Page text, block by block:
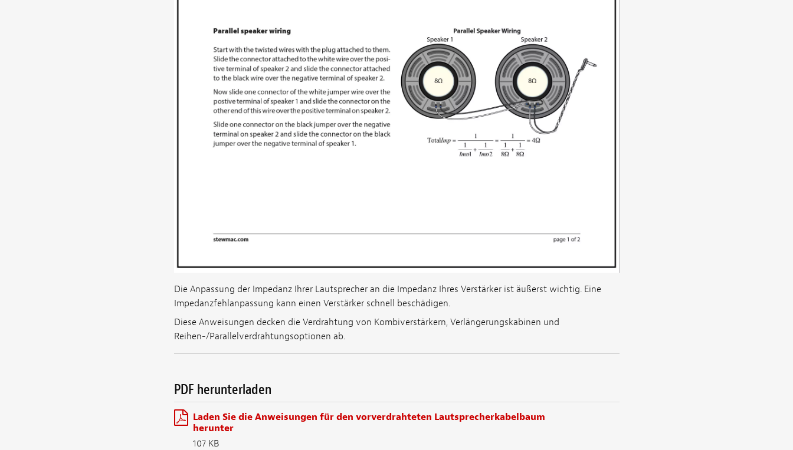
Die Anpassung der Impedanz Ihrer Lautsprecher an die Impedanz Ihres Verstärker ist äußerst wichtig. Eine
Impedanzfehlanpassung kann einen Verstärker schnell beschädigen.
Diese Anweisungen decken die Verdrahtung von Kombiverstärkern, Verlängerungskabinen und
Reihen-/Parallelverdrahtungsoptionen ab.
PDF herunterladen
Laden Sie die Anweisungen für den vorverdrahteten Lautsprecherkabelbaum
herunter
107 KB